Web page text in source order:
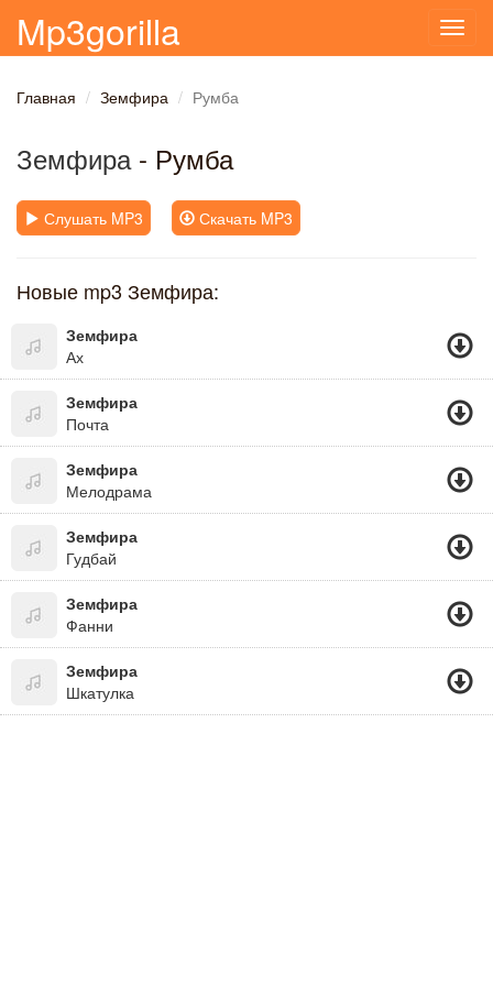
Mp3gorilla
Главная Земфира Румба
Земфира- Румба
Слушать MP3 Скачать MP3
Новые mp3 Земфира:
Земфира
Ах
Земфира
Почта
Земфира
Мелодрама
Земфира
Гудбай
Земфира
Фанни
Земфира
Шкатулка